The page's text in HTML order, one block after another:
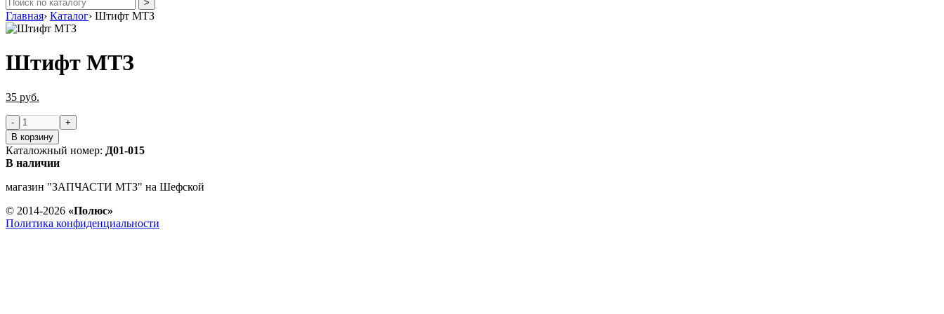
Главная› Каталог› Штифт МТЗ
Штифт МТЗ
35 руб.
В корзину
Каталожный номер: Д01-015
В наличии
магазин "ЗАПЧАСТИ МТЗ" на Шефской
© 2014-2026 «Полюс»
Политика конфиденциальности